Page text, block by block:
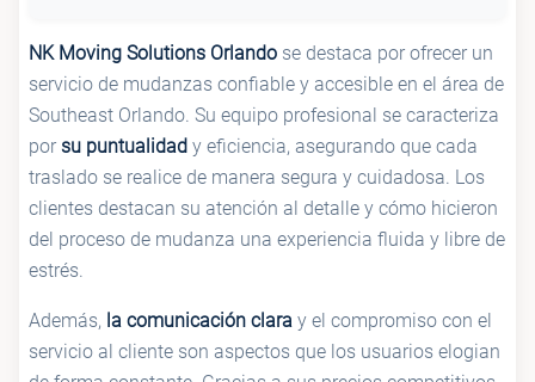
NK Moving Solutions Orlando se destaca por ofrecer un
servicio de mudanzas confiable y accesible en el área de
Southeast Orlando. Su equipo profesional se caracteriza
por su puntualidad y eficiencia, asegurando que cada
traslado se realice de manera segura y cuidadosa. Los
clientes destacan su atención al detalle y cómo hicieron
del proceso de mudanza una experiencia fluida y libre de
estrés.
Además, la comunicación clara y el compromiso con el
servicio al cliente son aspectos que los usuarios elogian